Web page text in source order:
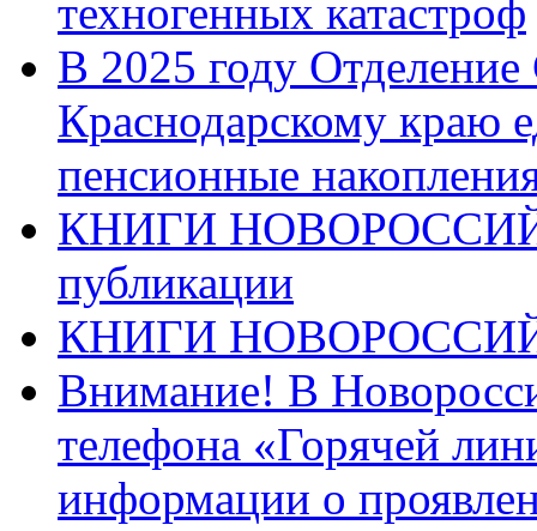
техногенных катастроф
В 2025 году
Краснодарскому краю
пенсионные
КНИГИ
публикации
КНИГИ
Внимание! В
телефона «Горячей
информации о